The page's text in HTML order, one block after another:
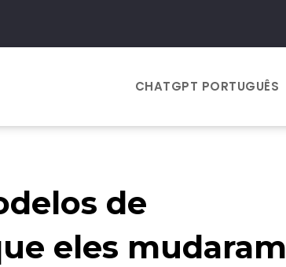
CHATGPT PORTUGUÊS
de
eles mudaram